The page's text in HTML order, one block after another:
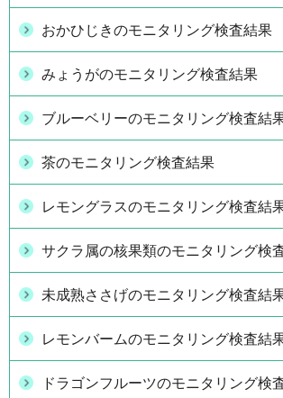
おかひじきのモニタリング検査結果
みょうがのモニタリング検査結果
ブルーベリーのモニタリング検査結
茶のモニタリング検査結果
レモングラスのモニタリング検査結
サクラ属の核果類のモニタリング検
未成熟ささげのモニタリング検査結
レモンバームのモニタリング検査結
ドラゴンフルーツのモニタリング検